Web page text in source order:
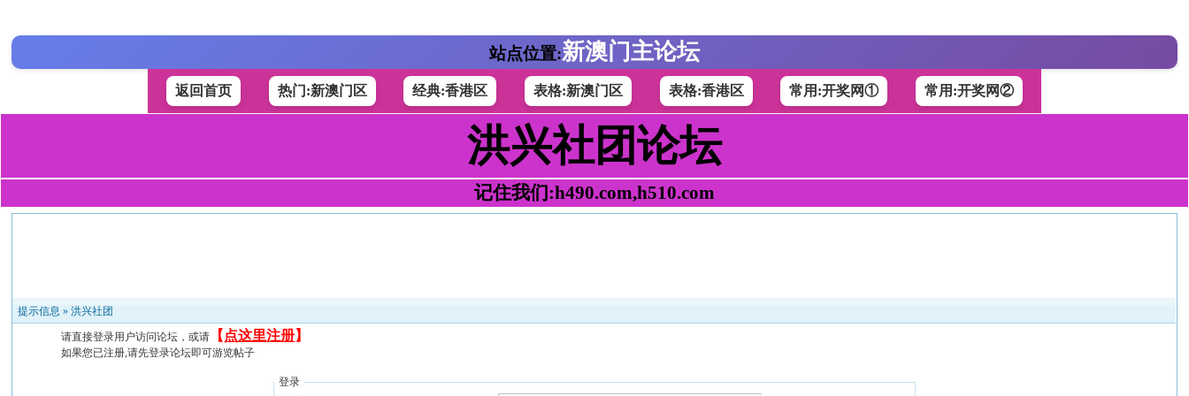
站点位置:新澳门主论坛
返回首页 热门:新澳门区 经典:香港区 表格:新澳门区 表格:香港区 常用:开奖网① 常用:开奖网②
洪兴社团论坛
记住我们:h490.com,h510.com
提示信息 »洪兴社团
请直接登录用户访问论坛，或请 【 点这里注册】
如果您已注册,请先登录论坛即可游览帖子
登录